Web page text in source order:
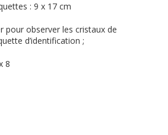
: 9 x 17 cm
pour observer les cristaux de
d’identification ;
8